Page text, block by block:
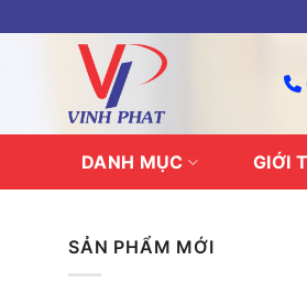
to
DANH MỤC GIỚI
SẢN PHẨM MỚI